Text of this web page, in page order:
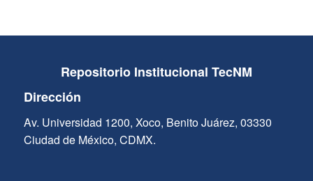
Repositorio Institucional TecNM
Dirección
Av. Universidad 1200, Xoco, Benito Juárez, 03330
Ciudad de México, CDMX.